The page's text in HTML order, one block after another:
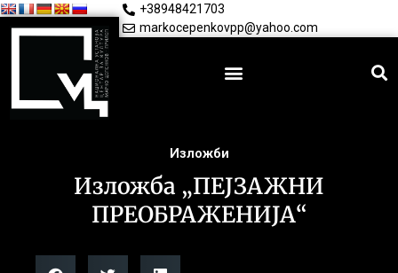
+38948421703
markocepenkovpp@yahoo.com
Изложби
Изложба „ПЕЈЗАЖНИ
ПРЕОБРАЖЕНИЈА“